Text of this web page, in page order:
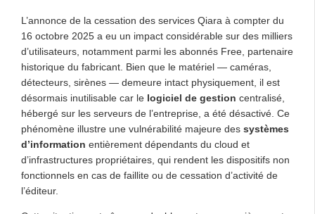
L’annonce de la cessation des services Qiara à compter du
16 octobre 2025 a eu un impact considérable sur des milliers
d’utilisateurs, notamment parmi les abonnés Free, partenaire
historique du fabricant. Bien que le matériel — caméras,
détecteurs, sirènes — demeure intact physiquement, il est
désormais inutilisable car le logiciel de gestion centralisé,
hébergé sur les serveurs de l’entreprise, a été désactivé. Ce
phénomène illustre une vulnérabilité majeure des systèmes
d’information entièrement dépendants du cloud et
d’infrastructures propriétaires, qui rendent les dispositifs non
fonctionnels en cas de faillite ou de cessation d’activité de
l’éditeur.